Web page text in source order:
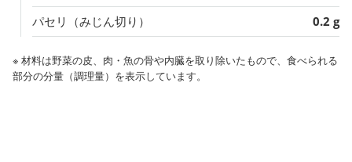
パセリ（みじん切り）
0.2 g
※ 材料は野菜の皮、肉・魚の骨や内臓を取り除いたもので、食べられる
部分の分量（調理量）を表示しています。